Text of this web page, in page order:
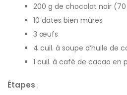
200 g de chocolat noir
10 dates bien mûres
3 œufs
4 cuil. à soupe d’huile de
1 cuil. à café de cacao en
Étapes :